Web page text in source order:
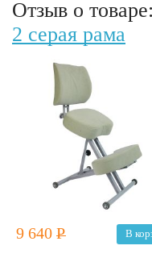
Отзыв о
2 серая рама
9 640 Р В